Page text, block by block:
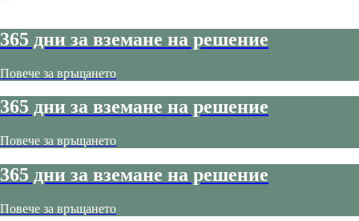
365 дни за вземане на решение
Повече за връщането
365 дни за вземане на решение
Повече за връщането
365 дни за вземане на решение
Повече за връщането